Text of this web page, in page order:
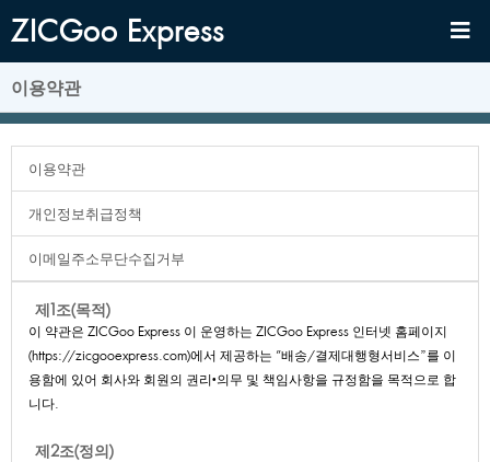
ZICGooExpress
이용약관
이용약관
개인정보취급정책
이메일주소무단수집거부
제1조(목적)
이약관은ZICGooExpress이운영하는ZICGooExpress인터넷홈페이지
(https://zicgooexpress.com)에서제공하는"배송/결제대행형서비스”를이
용함에있어회사와회원의권리•의무및책임사항을규정함을목적으로합
니다.
제2조(정의)